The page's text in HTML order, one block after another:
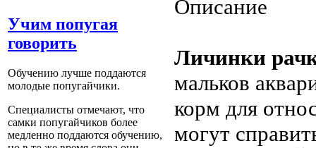
Учим попугая
говорить
Обучению лучше поддаются
молодые попугайчики.
Специалисты отмечают, что
самки попугайчиков более
медленно поддаются обучению,
Описание
Личинки
мальков
корм для
могут